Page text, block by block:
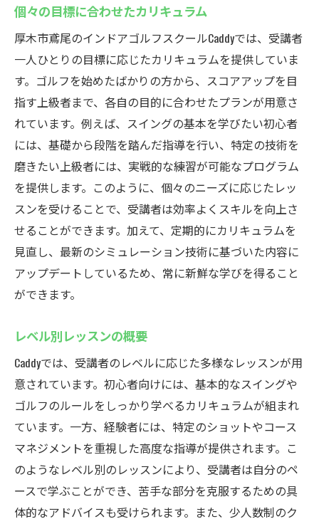
個々の目標に合わせたカリキュラム
厚木市鳶尾のインドアゴルフスクールCaddyでは、受講者
一人ひとりの目標に応じたカリキュラムを提供していま
す。ゴルフを始めたばかりの方から、スコアアップを目
指す上級者まで、各自の目的に合わせたプランが用意さ
れています。例えば、スイングの基本を学びたい初心者
には、基礎から段階を踏んだ指導を行い、特定の技術を
磨きたい上級者には、実戦的な練習が可能なプログラム
を提供します。このように、個々のニーズに応じたレッ
スンを受けることで、受講者は効率よくスキルを向上さ
せることができます。加えて、定期的にカリキュラムを
見直し、最新のシミュレーション技術に基づいた内容に
アップデートしているため、常に新鮮な学びを得ること
ができます。
レベル別レッスンの概要
Caddyでは、受講者のレベルに応じた多様なレッスンが用
意されています。初心者向けには、基本的なスイングや
ゴルフのルールをしっかり学べるカリキュラムが組まれ
ています。一方、経験者には、特定のショットやコース
マネジメントを重視した高度な指導が提供されます。こ
のようなレベル別のレッスンにより、受講者は自分のペ
ースで学ぶことができ、苦手な部分を克服するための具
体的なアドバイスも受けられます。また、少人数制のク